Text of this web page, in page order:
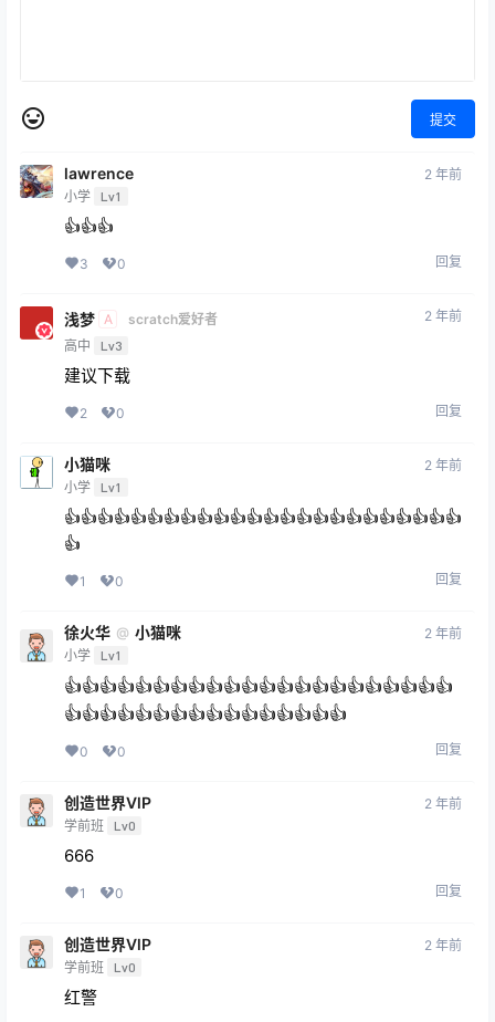
提交
lawrence
小学 Lv1
2 年前
👍👍👍
3 0 回复
浅梦 A
scratch爱好者
高中
Lv3
2 年前
建议下载
2 0 回复
小猫咪
小学 Lv1
2 年前
👍👍👍👍👍👍👍👍👍👍👍👍👍👍👍👍👍👍👍👍👍👍👍👍
👍
1 0 回复
徐火华 @ 小猫咪
小学 Lv1
2 年前
👍👍👍👍👍👍👍👍👍👍👍👍👍👍👍👍👍👍👍👍👍👍
👍👍👍👍👍👍👍👍👍👍👍👍👍👍👍👍
0 0 回复
创造世界VlP
学前班 Lv0
2 年前
666
1 0 回复
创造世界VlP
学前班 Lv0
2 年前
红警